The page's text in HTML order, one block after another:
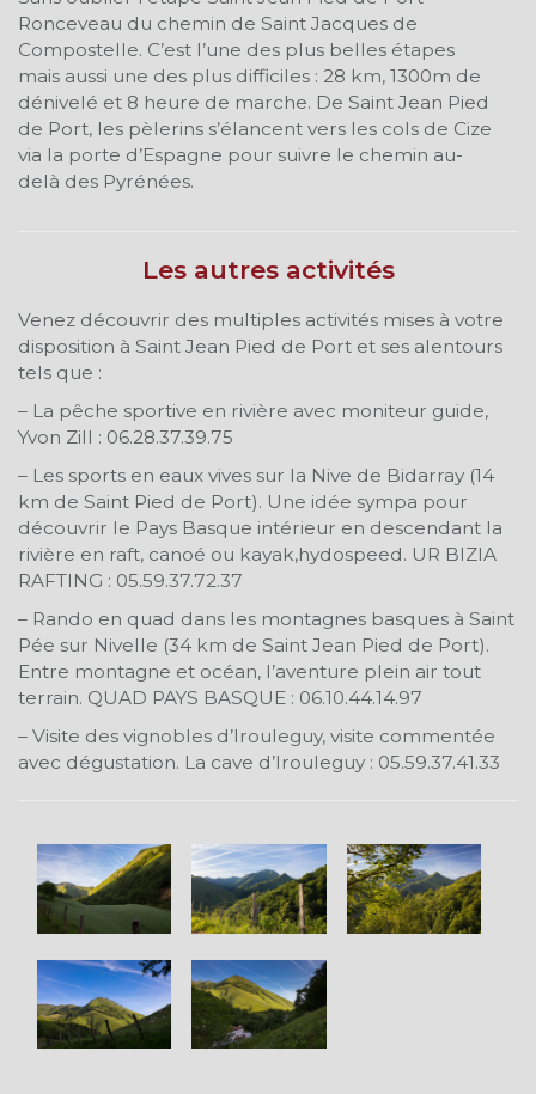
Ronceveau du chemin de Saint Jacques de
Compostelle. C’est l’une des plus belles étapes
mais aussi une des plus difficiles : 28 km, 1300m de
dénivelé et 8 heure de marche. De Saint Jean Pied
de Port, les pèlerins s’élancent vers les cols de Cize
via la porte d’Espagne pour suivre le chemin au-
delà des Pyrénées.
Les autres activités
Venez découvrir des multiples activités mises à votre
disposition à Saint Jean Pied de Port et ses alentours
tels que :
– La pêche sportive en rivière avec moniteur guide,
Yvon Zill : 06.28.37.39.75
– Les sports en eaux vives sur la Nive de Bidarray (14
km de Saint Pied de Port). Une idée sympa pour
découvrir le Pays Basque intérieur en descendant la
rivière en raft, canoé ou kayak,hydospeed. UR BIZIA
RAFTING : 05.59.37.72.37
– Rando en quad dans les montagnes basques à Saint
Pée sur Nivelle (34 km de Saint Jean Pied de Port).
Entre montagne et océan, l’aventure plein air tout
terrain. QUAD PAYS BASQUE : 06.10.44.14.97
– Visite des vignobles d’Irouleguy, visite commentée
avec dégustation. La cave d’Irouleguy : 05.59.37.41.33